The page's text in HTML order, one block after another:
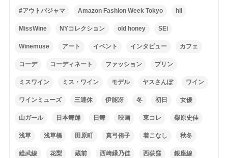
#アウトパジャマ Amazon Fashion Week Tokyo hii
MissWine NYコレクション old honey SEi
Winemuse アート イベント インタビュー カフェ
コーデ コーディネート ファッション プリン
ミスワイン ミス・ワイン モデル ヤスさんぽ ワイン
ワインミューズ 三連休 伊能冴 冬 初日 女優
山ガール 日本舞踊 日舞 映画 東コレ 柴原史佳
浅草 浅草橋 田原町 真弓侑子 着こなし 秋冬
総武線 花梨 蔵前 西崎緑乃佳 西荻窪 銀座線